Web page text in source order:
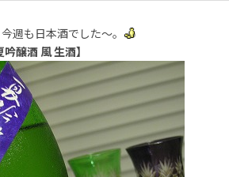
週も日本酒でした～。
吟醸酒 風 生酒】